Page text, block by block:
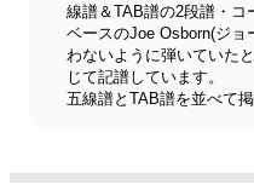
線譜＆TAB譜の2段譜・コ
ベースのJoe Osborn(ジョ
わないように弾いていた
じて記譜しています。
五線譜とTAB譜を並べて
譜面の見やすさ、演奏し